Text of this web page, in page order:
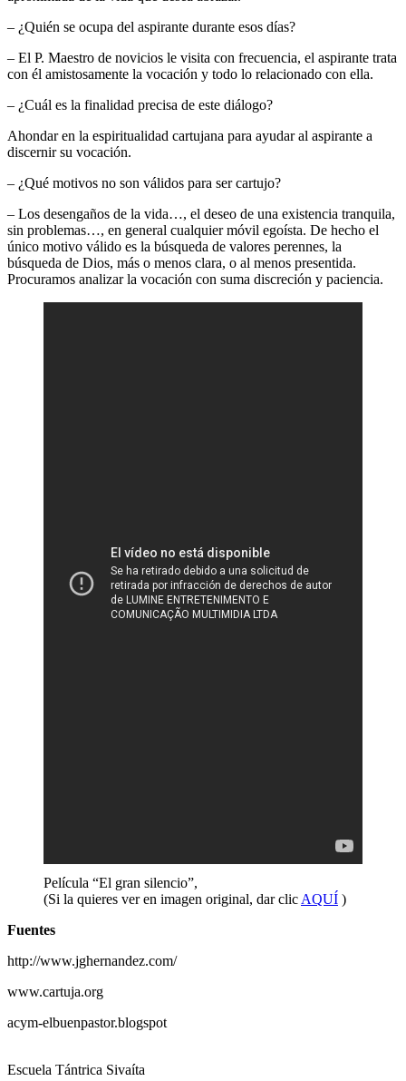
– ¿Quién se ocupa del aspirante durante esos días?
– El P. Maestro de novicios le visita con frecuencia, el aspirante trata
con él amistosamente la vocación y todo lo relacionado con ella.
– ¿Cuál es la finalidad precisa de este diálogo?
Ahondar en la espiritualidad cartujana para ayudar al aspirante a
discernir su vocación.
– ¿Qué motivos no son válidos para ser cartujo?
– Los desengaños de la vida…, el deseo de una existencia tranquila,
sin problemas…, en general cualquier móvil egoísta. De hecho el
único motivo válido es la búsqueda de valores perennes, la
búsqueda de Dios, más o menos clara, o al menos presentida.
Procuramos analizar la vocación con suma discreción y paciencia.
Película “El gran silencio”,
(Si la quieres ver en imagen original, dar clic AQUÍ )
Fuentes
http://www.jghernandez.com/
www.cartuja.org
acym-elbuenpastor.blogspot
Escuela Tántrica Sivaíta